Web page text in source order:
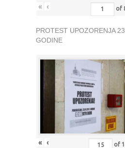
« ‹ of
PROTEST UPOZORENJA
GODINE
« ‹ of